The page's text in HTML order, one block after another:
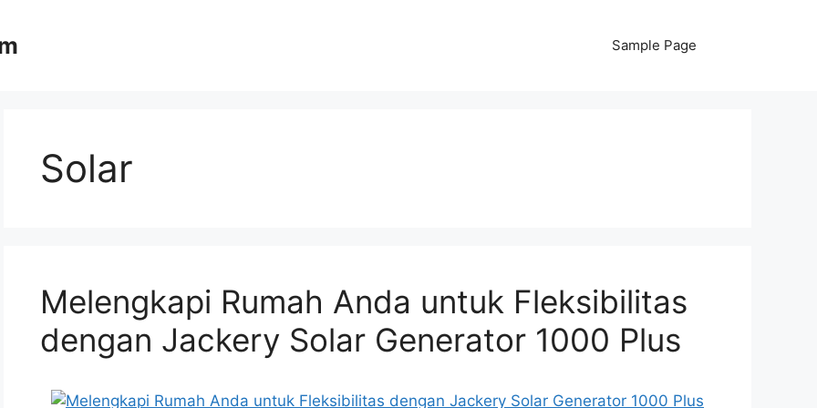
Sample Page
Solar
Melengkapi Rumah Anda untuk Fleksibilitas
dengan Jackery Solar Generator 1000 Plus